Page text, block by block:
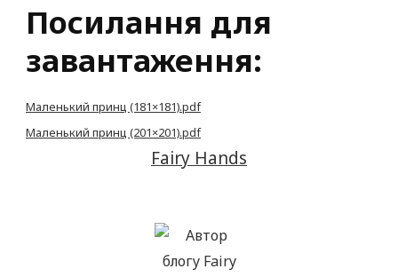
Посилання для
завантаження:
Маленький принц (181×181).pdf
Маленький принц (201×201).pdf
Fairy Hands